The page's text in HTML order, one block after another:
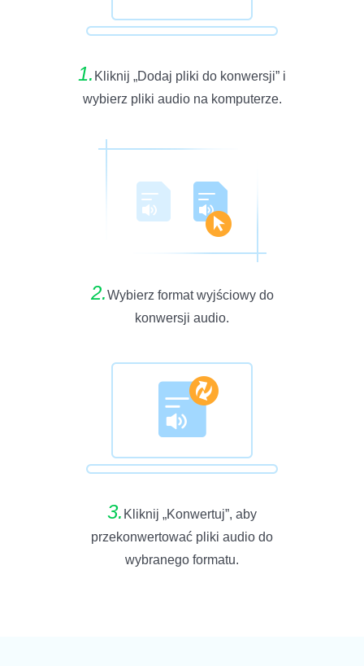
1. Kliknij „Dodaj pliki do konwersji” i
wybierz pliki audio na komputerze.
2.Wybierz format wyjściowy do
konwersji audio.
3. Kliknij „Konwertuj”, aby
przekonwertować pliki audio do
wybranego formatu.